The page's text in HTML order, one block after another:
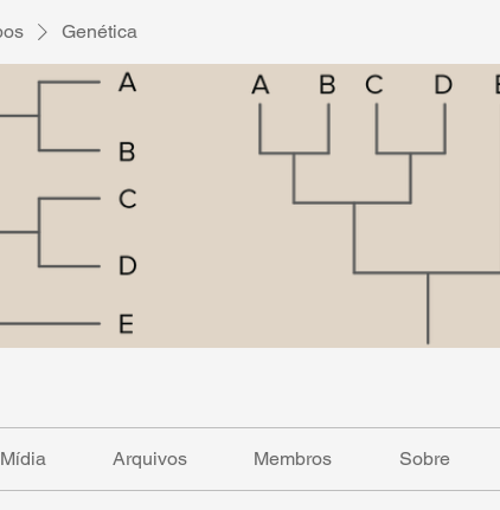
Genética
Mídia Arquivos Membros Sobre